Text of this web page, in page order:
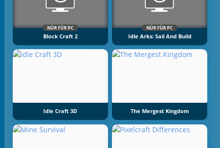
NÜR FÜR PC
Block Craft 2
NÜR FÜR PC
Idle Arks: Sail And Build
Idle Craft 3D The Mergest Kingdom